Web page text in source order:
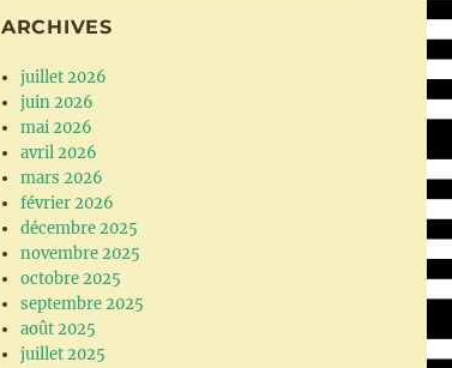
ARCHIVES
juillet 2026
juin 2026
mai 2026
avril 2026
mars 2026
février 2026
décembre 2025
novembre 2025
octobre 2025
septembre 2025
août 2025
juillet 2025